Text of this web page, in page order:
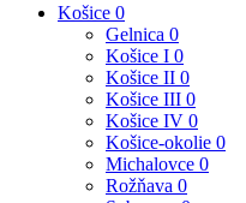
Košice 0
Gelnica 0
Košice I 0
Košice II 0
Košice III 0
Košice IV 0
Košice-okolie 0
Michalovce 0
Rožňava 0